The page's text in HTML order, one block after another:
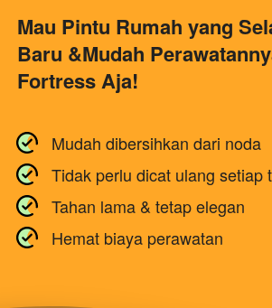
Mau Pintu Rumah yang
Baru &Mudah
Fortress Aja!
Mudah dibersihkan dari noda
Tidak perlu dicat ulang setiap
Tahan lama & tetap elegan
Hemat biaya perawatan